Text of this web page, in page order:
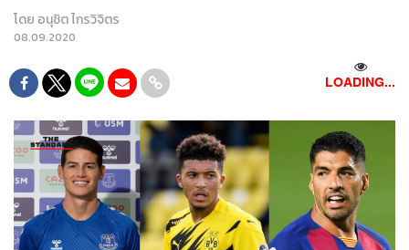
โดย อนุชิต ไกรวิจิตร
08.09.2020
LOADING...